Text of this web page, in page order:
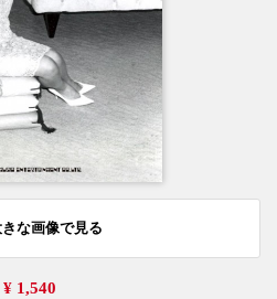
な画像で見る
¥ 1,540